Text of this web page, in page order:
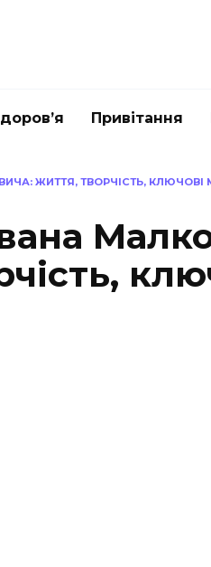
Привітання
ЖИТТЯ, ТВОРЧІСТЬ,